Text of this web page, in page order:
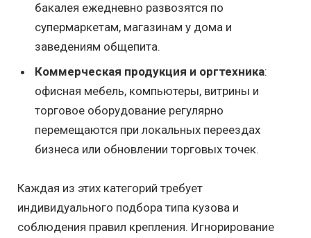
бакалея ежедневно развозятся по
супермаркетам, магазинам у дома и
заведениям общепита.
Коммерческая продукция и оргтехника:
офисная мебель, компьютеры, витрины и
торговое оборудование регулярно
перемещаются при локальных переездах
бизнеса или обновлении торговых точек.
Каждая из этих категорий требует
индивидуального подбора типа кузова и
соблюдения правил крепления. Игнорирование